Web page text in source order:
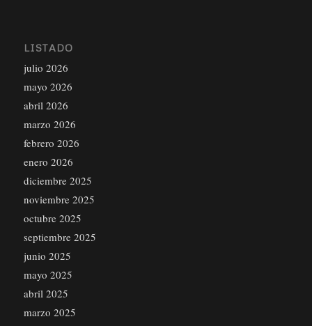
LISTADO
julio 2026
mayo 2026
abril 2026
marzo 2026
febrero 2026
enero 2026
diciembre 2025
noviembre 2025
octubre 2025
septiembre 2025
junio 2025
mayo 2025
abril 2025
marzo 2025